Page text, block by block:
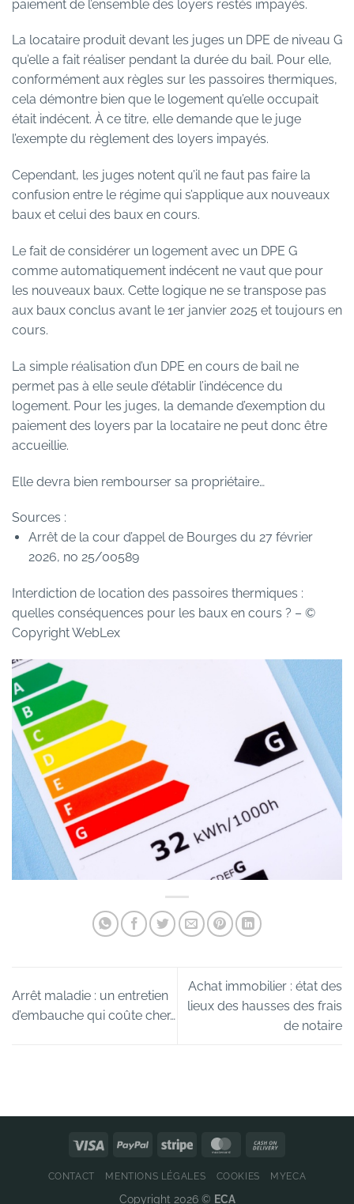
paiement de l’ensemble des loyers restés impayés.
La locataire produit devant les juges un DPE de niveau G
qu’elle a fait réaliser pendant la durée du bail. Pour elle,
conformément aux règles sur les passoires thermiques,
cela démontre bien que le logement qu’elle occupait
était indécent. À ce titre, elle demande que le juge
l’exempte du règlement des loyers impayés.
Cependant, les juges notent qu’il ne faut pas faire la
confusion entre le régime qui s’applique aux nouveaux
baux et celui des baux en cours.
Le fait de considérer un logement avec un DPE G
comme automatiquement indécent ne vaut que pour
les nouveaux baux. Cette logique ne se transpose pas
aux baux conclus avant le 1er janvier 2025 et toujours en
cours.
La simple réalisation d’un DPE en cours de bail ne
permet pas à elle seule d’établir l’indécence du
logement. Pour les juges, la demande d’exemption du
paiement des loyers par la locataire ne peut donc être
accueillie.
Elle devra bien rembourser sa propriétaire…
Sources :
Arrêt de la cour d’appel de Bourges du 27 février
2026, no 25/00589
Interdiction de location des passoires thermiques :
quelles conséquences pour les baux en cours ? – ©
Copyright WebLex
Arrêt maladie : un entretien
d’embauche qui coûte cher…
Achat immobilier : état des
lieux des hausses des frais
de notaire
CONTACT MENTIONS LÉGALES COOKIES MYECA
Copyright 2026 © ECA